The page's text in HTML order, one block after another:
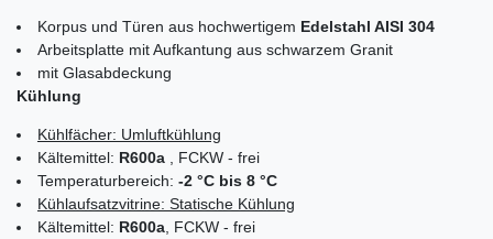
Korpus und Türen aus hochwertigem Edelstahl AISI 304
Arbeitsplatte mit Aufkantung aus schwarzem Granit
mit Glasabdeckung
Kühlung
Kühlfächer: Umluftkühlung
Kältemittel: R600a
, FCKW - frei
Temperaturbereich: -2 °C bis 8 °C
Kühlaufsatzvitrine: Statische Kühlung
Kältemittel: R600a , FCKW - frei